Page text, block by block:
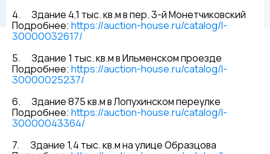
4. Здание 4,1 тыс. кв.м в пер. 3-й Монетчиковский
Подробнее: https://auction-house.ru/catalog/l-
30000032617/
5. Здание 1 тыс. кв.м в Ильменском проезде
Подробнее: https://auction-house.ru/catalog/l-
30000025237/
6. Здание 875 кв.м в Лопухинском переулке
Подробнее: https://auction-house.ru/catalog/l-
30000043364/
7. Здание 1,4 тыс. кв.м на улице Образцова